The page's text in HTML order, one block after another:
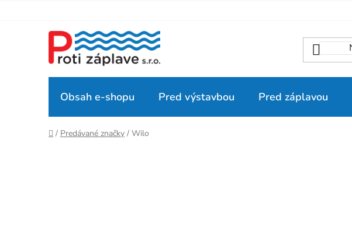
Obsah e-shopu Pred výstavbou Pred záplavou
Domov
/ Predávané značky / Wilo